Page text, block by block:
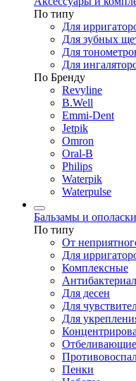
По типу
Для
Для зубных
Для
Для
По Бренду
Revyline
B.Well
Emmi-Dent
Jetpik
Omron
Oral-B
Philips
Waterpik
Waterpulse
Бальзамы и
По типу
От
Для
Комплексные
Для десен
Для
Для
Отбеливающие
Пенки